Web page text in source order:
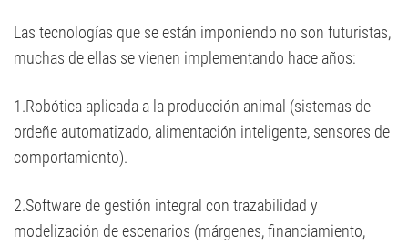
Las tecnologías que se están imponiendo no son futuristas,
muchas de ellas se vienen implementando hace años:
1.Robótica aplicada a la producción animal (sistemas de
ordeñe automatizado, alimentación inteligente, sensores de
comportamiento).
2.Software de gestión integral con trazabilidad y
modelización de escenarios (márgenes, financiamiento,